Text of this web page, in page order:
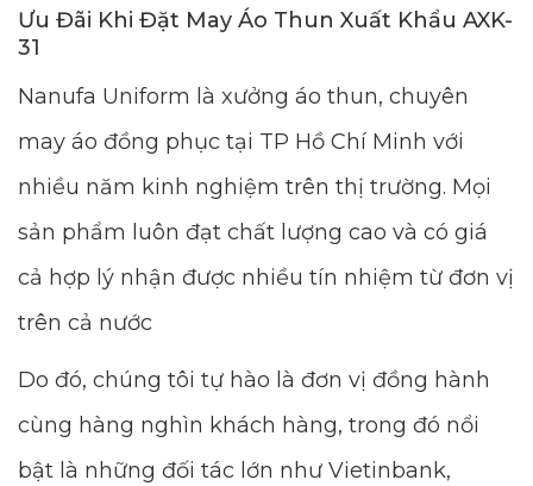
Ưu Đãi Khi Đặt May Áo Thun Xuất Khẩu AXK-
31
Nanufa Uniform là xưởng áo thun, chuyên
may áo đồng phục tại TP Hồ Chí Minh với
nhiều năm kinh nghiệm trên thị trường. Mọi
sản phẩm luôn đạt chất lượng cao và có giá
cả hợp lý nhận được nhiều tín nhiệm từ đơn vị
trên cả nước
Do đó, chúng tôi tự hào là đơn vị đồng hành
cùng hàng nghìn khách hàng, trong đó nổi
bật là những đối tác lớn như Vietinbank,